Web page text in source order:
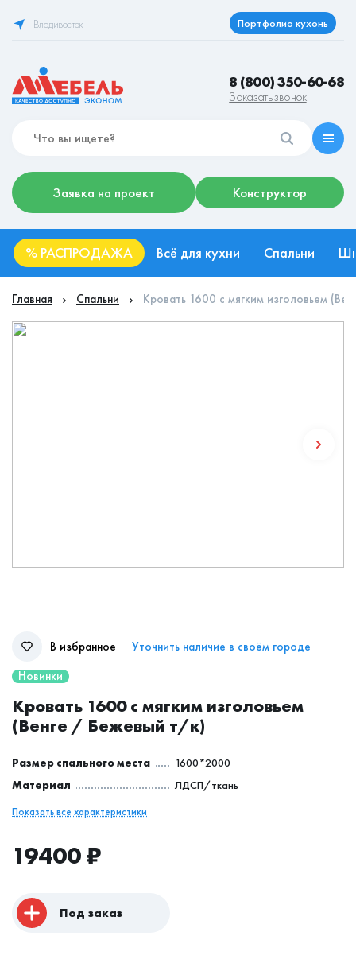
Владивосток Портфолио кухонь
8 (800) 350-60-68
Заказать звонок
Заявка на проект Конструктор
% РАСПРОДАЖА Всё для кухни Спальни
Главная Спальни Кровать 1600 с мягким изголовьем
В избранное
Уточнить наличие в своём городе
Новинки
Кровать 1600 с мягким изголовьем
(Венге / Бежевый т/к)
Размер спального места
1600*2000
Материал
ЛДСП/ткань
Показать все характеристики
19400₽
Под заказ